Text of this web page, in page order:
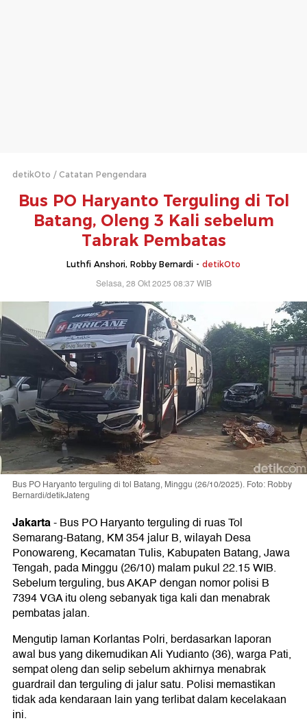
detikOto Catatan Pengendara
Bus PO Haryanto Terguling di Tol
Batang, Oleng 3 Kali sebelum
Tabrak Pembatas
Luthfi Anshori, Robby Bernardi - detikOto
Selasa, 28 Okt 2025 08:37 WIB
Bus PO Haryanto terguling di tol Batang, Minggu (26/10/2025). Foto: Robby
Bernardi/detikJateng
Jakarta-Bus PO Haryanto terguling di ruas Tol
Semarang-Batang, KM 354 jalur B, wilayah Desa
Ponowareng, Kecamatan Tulis, Kabupaten Batang, Jawa
Tengah, pada Minggu (26/10) malam pukul 22.15 WIB.
Sebelum terguling, bus AKAP dengan nomor polisi B
7394 VGA itu oleng sebanyak tiga kali dan menabrak
pembatas jalan.
Mengutip laman Korlantas Polri, berdasarkan laporan
awal bus yang dikemudikan Ali Yudianto (36), warga Pati,
sempat oleng dan selip sebelum akhirnya menabrak
guardrail dan terguling di jalur satu. Polisi memastikan
tidak ada kendaraan lain yang terlibat dalam kecelakaan
ini.